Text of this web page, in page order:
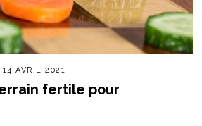
14 AVRIL 2021
fertile pour